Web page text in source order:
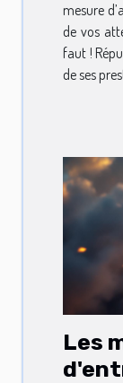
mesure
de vos
faut !
de ses
Les